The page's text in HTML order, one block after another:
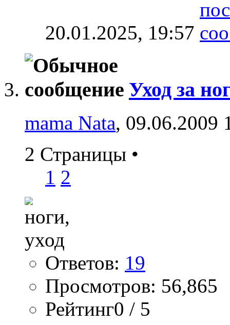
20.01.2025, 19:57
Уход за
mama Nata, 09.06.2009
2 Страницы •
1 2
Ответов: 19
Просмотров: 56,865
Рейтинг0 / 5